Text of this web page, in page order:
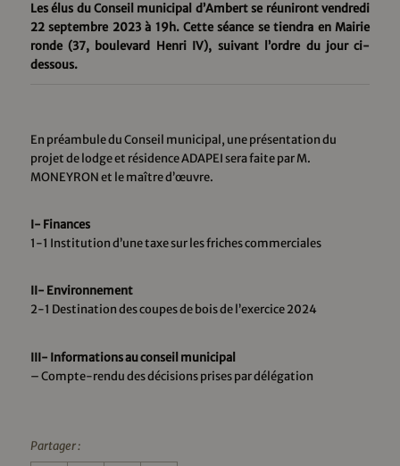
Les élus du Conseil municipal d’Ambert se réuniront vendredi
22 septembre 2023 à 19h. Cette séance se tiendra en Mairie
ronde (37, boulevard Henri IV), suivant l’ordre du jour ci-
dessous.
En préambule du Conseil municipal, une présentation du
projet de lodge et résidence ADAPEI sera faite par M.
MONEYRON et le maître d’œuvre.
I- Finances
1-1 Institution d’une taxe sur les friches commerciales
II- Environnement
2-1 Destination des coupes de bois de l’exercice 2024
III- Informations au conseil municipal
– Compte-rendu des décisions prises par délégation
Partager :